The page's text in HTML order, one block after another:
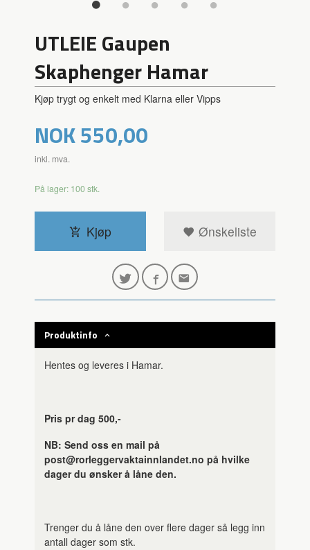
UTLEIE Gaupen
Skaphenger Hamar
Kjøp trygt og enkelt med Klarna eller Vipps
Pris
NOK550,00
inkl. mva.
På lager: 100 stk.
Kjøp Ønskeliste
Produktinfo
Hentes og leveres i Hamar.
Pris pr dag 500,-
NB: Send oss en mail på
post@rorleggervaktainnlandet.no på hvilke
dager du ønsker å låne den.
Trenger du å låne den over flere dager så legg inn
antall dager som stk.